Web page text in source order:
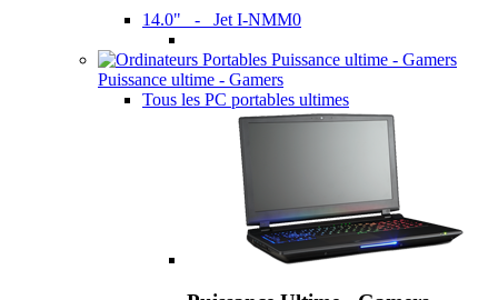
14.0" - Jet I-NMM0
Puissance ultime - Gamers
Tous les PC portables ultimes